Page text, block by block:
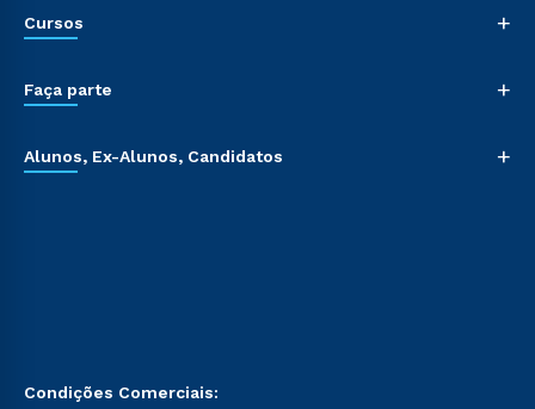
Cursos +
Faça parte +
Alunos, Ex-Alunos, Candidatos +
Condições Comerciais: